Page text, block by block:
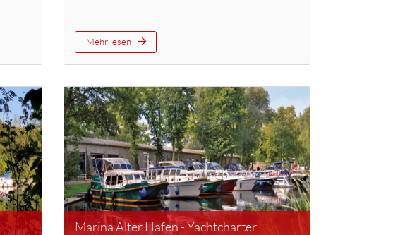
Mehr lesen
Marina Alter Hafen - Yachtcharter